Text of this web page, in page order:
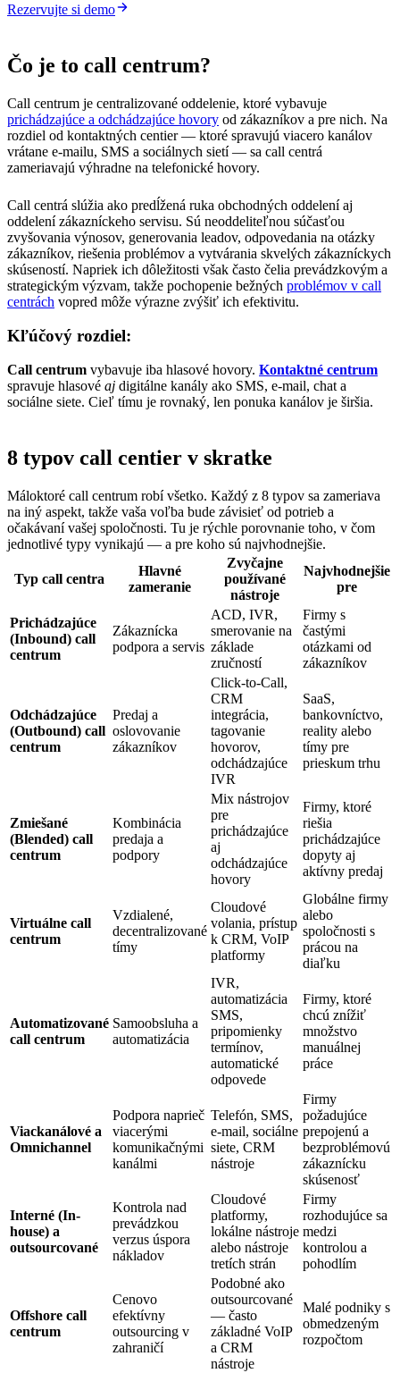
Rezervujte si demo
Čo je to call centrum?
Call centrum je centralizované oddelenie, ktoré vybavuje
prichádzajúce a odchádzajúce hovory od zákazníkov a pre nich. Na
rozdiel od kontaktných centier — ktoré spravujú viacero kanálov
vrátane e-mailu, SMS a sociálnych sietí — sa call centrá
zameriavajú výhradne na telefonické hovory.
Call centrá slúžia ako predĺžená ruka obchodných oddelení aj
oddelení zákazníckeho servisu. Sú neoddeliteľnou súčasťou
zvyšovania výnosov, generovania leadov, odpovedania na otázky
zákazníkov, riešenia problémov a vytvárania skvelých zákazníckych
skúseností. Napriek ich dôležitosti však často čelia prevádzkovým a
strategickým výzvam, takže pochopenie bežných problémov v call
centrách vopred môže výrazne zvýšiť ich efektivitu.
Kľúčový rozdiel:
Call centrum vybavuje iba hlasové hovory. Kontaktné centrum
spravuje hlasové aj digitálne kanály ako SMS, e-mail, chat a
sociálne siete. Cieľ tímu je rovnaký, len ponuka kanálov je širšia.
8 typov call centier v skratke
Máloktoré call centrum robí všetko. Každý z 8 typov sa zameriava
na iný aspekt, takže vaša voľba bude závisieť od potrieb a
očakávaní vašej spoločnosti. Tu je rýchle porovnanie toho, v čom
jednotlivé typy vynikajú — a pre koho sú najvhodnejšie.
Typ call centra
Hlavné
zameranie
Zvyčajne
používané
nástroje
Najvhodnejšie
pre
Prichádzajúce
(Inbound) call
centrum
Zákaznícka
podpora a servis
ACD, IVR,
smerovanie na
základe
zručností
Firmy s
častými
otázkami od
zákazníkov
Odchádzajúce
(Outbound) call
centrum
Predaj a
oslovovanie
zákazníkov
Click-to-Call,
CRM
integrácia,
tagovanie
hovorov,
odchádzajúce
IVR
SaaS,
bankovníctvo,
reality alebo
tímy pre
prieskum trhu
Zmiešané
(Blended) call
centrum
Kombinácia
predaja a
podpory
Mix nástrojov
pre
prichádzajúce
aj
odchádzajúce
hovory
Firmy, ktoré
riešia
prichádzajúce
dopyty aj
aktívny predaj
Virtuálne call
centrum
Vzdialené,
decentralizované
tímy
Cloudové
volania, prístup
k CRM, VoIP
platformy
Globálne firmy
alebo
spoločnosti s
prácou na
diaľku
Automatizované
call centrum
Samoobsluha a
automatizácia
IVR,
automatizácia
SMS,
pripomienky
termínov,
automatické
odpovede
Firmy, ktoré
chcú znížiť
množstvo
manuálnej
práce
Viackanálové a
Omnichannel
Podpora naprieč
viacerými
komunikačnými
kanálmi
Telefón, SMS,
e-mail, sociálne
siete, CRM
nástroje
Firmy
požadujúce
prepojenú a
bezproblémovú
zákaznícku
skúsenosť
Interné (In-
house) a
outsourcované
Kontrola nad
prevádzkou
verzus úspora
nákladov
Cloudové
platformy,
lokálne nástroje
alebo nástroje
tretích strán
Firmy
rozhodujúce sa
medzi
kontrolou a
pohodlím
Offshore call
centrum
Cenovo
efektívny
outsourcing v
zahraničí
Podobné ako
outsourcované
— často
základné VoIP
a CRM
nástroje
Malé podniky s
obmedzeným
rozpočtom